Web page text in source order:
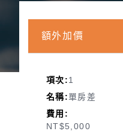
額外加價
1
單房差
NT$5,000